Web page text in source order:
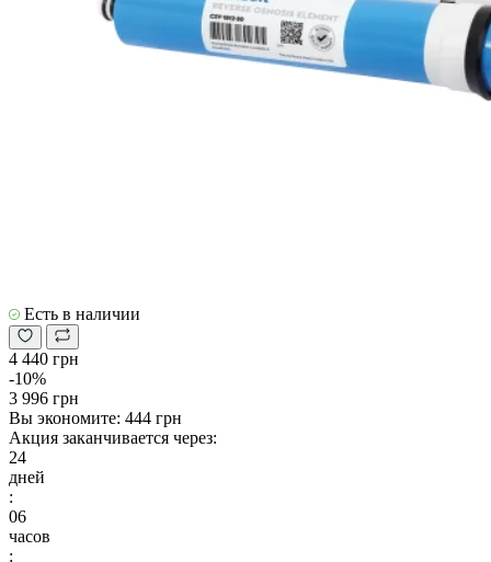
Есть в наличии
4 440 грн
-10%
3 996 грн
Вы экономите: 444 грн
Акция заканчивается через:
24
дней
:
06
часов
: